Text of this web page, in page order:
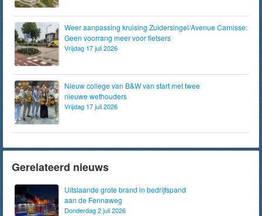
Weer aanpassing kruising Zuidersingel/Avenue Carnisse:
Geen voorrang meer voor fietsers
Vrijdag 17 juli 2026
Nieuw college van B&W van start met twee
nieuwe wethouders
Vrijdag 17 juli 2026
Gerelateerd nieuws
Uitslaande grote brand in bedrijfspand
aan de Fennaweg
Donderdag 2 juli 2026